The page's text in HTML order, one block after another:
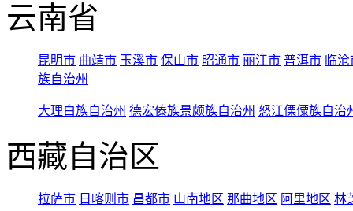
云南省
昆明市 曲靖市 玉溪市 保山市 昭通市 丽江市 普洱市 临
族自治州
大理白族自治州 德宏傣族景颇族自治州 怒江傈僳族自治
西藏自治区
拉萨市 日喀则市 昌都市 山南地区 那曲地区 阿里地区 林